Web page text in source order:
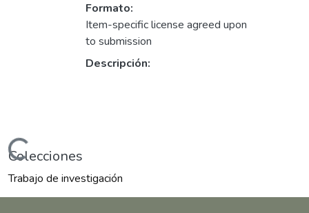
Formato:
Item-specific license agreed upon
to submission
Descripción:
Colecciones
Trabajo de investigación